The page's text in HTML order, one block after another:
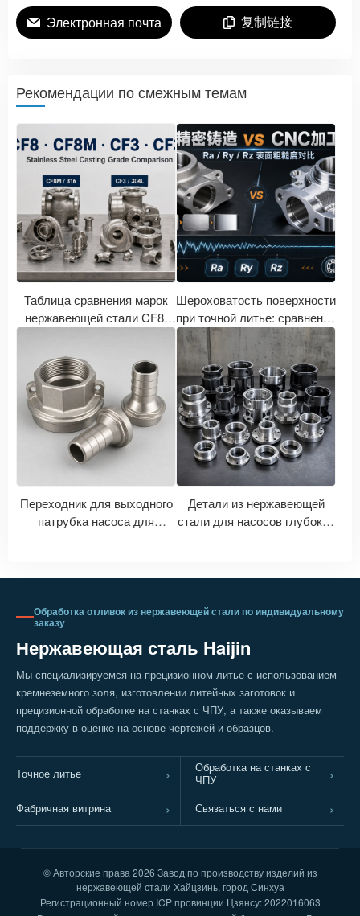
Электронная почта 复制链接
Рекомендации по смежным темам
Таблица сравнения марок
нержавеющей стали CF8,
марки нержавеющей стали
для литья соотносятся с
марками 304, 316, 304L и
316L?
Шероховатость поверхности
при точной литье: сравнение
значений Ra, Ry, Rz при
обработке на станках с ЧПУ
с последующей полировкой.
Переходник для выходного
патрубка насоса для
Детали из нержавеющей
стали для насосов глубоких
Обработка отливок из нержавеющей стали по индивидуальному
заказу
Нержавеющая сталь Haijin
Мы специализируемся на прецизионном литье с использованием
кремнеземного золя, изготовлении литейных заготовок и
прецизионной обработке на станках с ЧПУ, а также оказываем
поддержку в оценке на основе чертежей и образцов.
Точное литье
Обработка на станках с
ЧПУ
Фабричная витрина
Связаться с нами
© Авторские права 2026 Завод по производству изделий из
нержавеющей стали Хайцзинь, город Синхуа
Регистрационный номер ICP провинции Цзянсу: 2022016063